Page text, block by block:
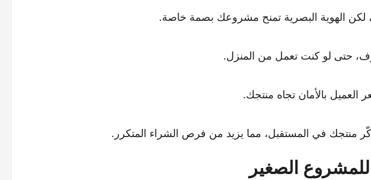
لكن الهوية البصرية تمنح مشروعك بصمة خاصة.
حتى لو كنت تعمل من المنزل.
العميل بالأمان تجاه منتجك.
منتجك في المستقبل، مما يزيد من فرص الشراء المتكرر.
الصغير